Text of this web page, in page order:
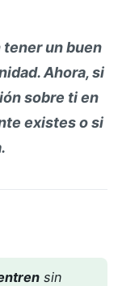
tener un buen
Ahora, si
sobre ti en
existes o si
sin